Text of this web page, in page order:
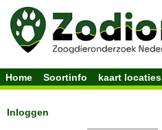
Home Soortinfo kaart locaties
Inloggen